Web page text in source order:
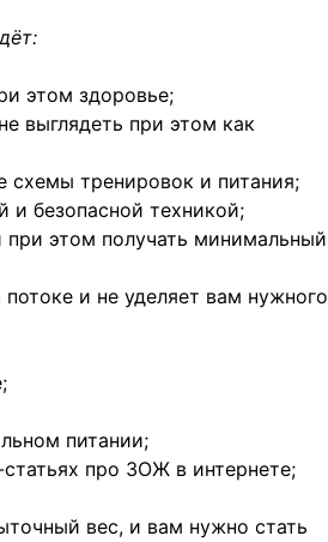
этом здоровье;
выглядеть при этом как
схемы тренировок и питания;
и безопасной техникой;
при этом получать минимальный
и не уделяет вам нужного
питании;
про ЗОЖ в интернете;
вес, и вам нужно стать